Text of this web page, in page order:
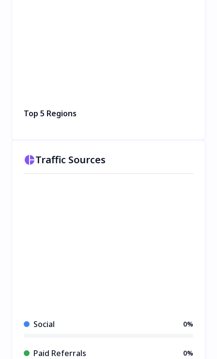
Top 5 Regions
Traffic Sources
Social 0%
Paid Referrals 0%